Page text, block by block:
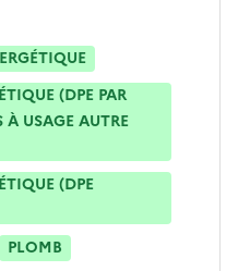
(DPE PAR
USAGE AUTRE
(DPE
PLOMB